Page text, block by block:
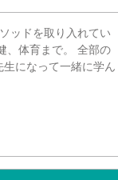
ッドを取り入れてい
、体育まで。 全部の
になって一緒に学ん